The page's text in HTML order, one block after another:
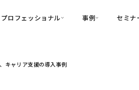
プロフェッショナル
・Customer-Led Growth
事例 セミナ
キャリア支援の導入事例